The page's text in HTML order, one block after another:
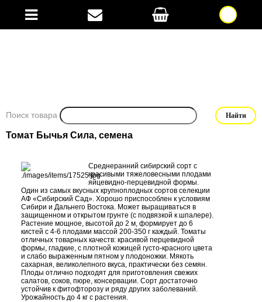
Поиск товара
Томат Бычья Сила, семена
Среднеранний сибирский сорт с
красивыми тяжеловесными плодами
яйцевидно-перцевидной формы.
Один из самых вкусных крупноплодных сортов селекции
АФ «Сибирский Сад». Хорошо приспособлен к условиям
Сибири и Дальнего Востока. Может выращиваться в
защищенном и открытом грунте (с подвязкой к шпалере).
Растение мощное, высотой до 2 м, формирует до 6
кистей с 4-6 плодами массой 200-350 г каждый. Томаты
отличных товарных качеств: красивой перцевидной
формы, гладкие, с плотной кожицей густо-красного цвета
и слабо выраженным пятном у плодоножки. Мякоть
сахарная, великолепного вкуса, практически без семян.
Плоды отлично подходят для приготовления свежих
салатов, соков, пюре, консервации. Сорт достаточно
устойчив к фитофторозу и ряду других заболеваний.
Урожайность до 4 кг с растения.